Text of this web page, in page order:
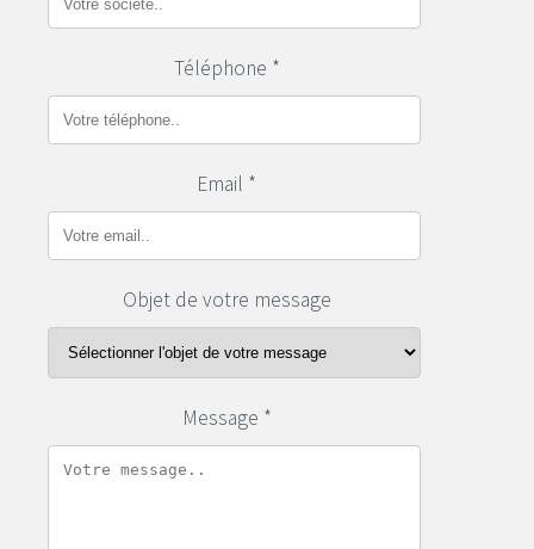
Téléphone *
Email *
Objet de votre message
Message *